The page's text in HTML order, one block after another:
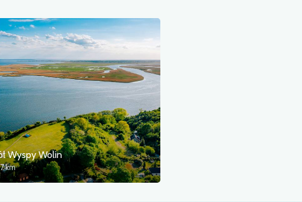
Wyspy Wolin
km